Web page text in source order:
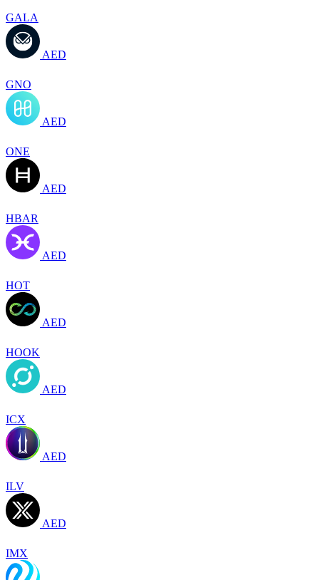
GALA
AED
GNO
AED
ONE
AED
HBAR
AED
HOT
AED
HOOK
AED
ICX
AED
ILV
AED
IMX